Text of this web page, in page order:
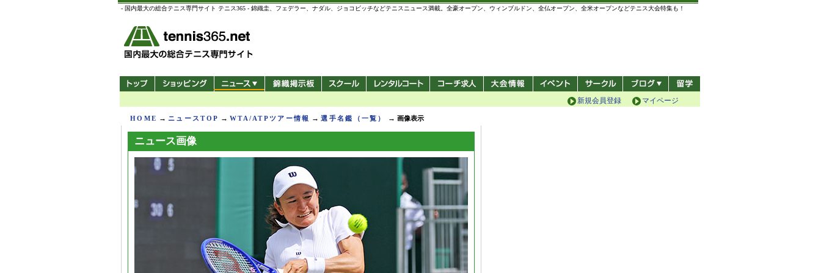
- 国内最大の総合テニス専門サイト テニス365 - 錦織圭、フェデラー、ナダル、ジョコビッチなどテニスニュース満載。全豪オープン、ウィンブルドン、全仏オープン、全米オープンなどテニス大会特集も！
マイページ
新規会員登録
HOME → ニュースTOP →WTA/ATPツアー情報 →選手名鑑（一覧） → 画像表示
ニュース画像